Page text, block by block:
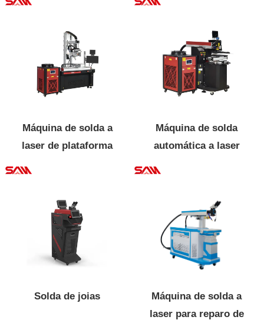
Máquina de solda a
laser de plataforma
Máquina de solda
automática a laser
Solda de joias
Máquina de solda a
laser para reparo de